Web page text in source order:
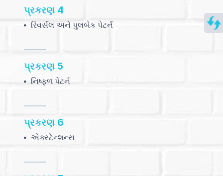
Aug
પ્રકરણ 4
રિવર્સલ અને પુલબેક પેટર્ન
પ્રકરણ 5
નિષ્ફળ પેટર્ન
પ્રકરણ 6
એક્સ્ટેન્શન્સ